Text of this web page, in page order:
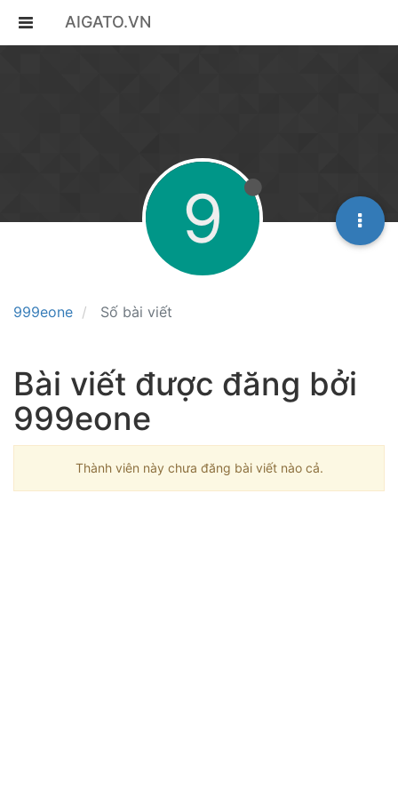
AIGATO.VN
999eone Số bài viết
9
Bài viết được đăng bởi
999eone
Thành viên này chưa đăng bài viết nào cả.